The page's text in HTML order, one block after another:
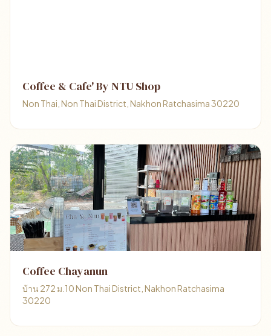
Coffee & Cafe' By NTU Shop
Non Thai, Non Thai District, Nakhon Ratchasima 30220
Coffee Chayanun
บ้าน 272 ม.10 Non Thai District, Nakhon Ratchasima
30220